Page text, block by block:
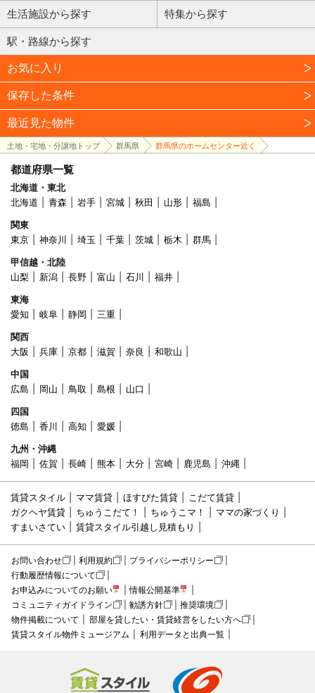
生活施設から探す 特集から探す
駅・路線から探す
お気に入り
保存した条件
最近見た物件
土地・宅地・分譲地トップ 群馬県 群馬県のホームセンター近く
都道府県一覧
北海道・東北
北海道
青森 岩手 宮城 秋田 山形
福島
関東
東京
神奈川 埼玉 千葉 茨城 栃木
群馬
甲信越・北陸
山梨
新潟 長野 富山 石川
福井
東海
愛知
岐阜 静岡
三重
関西
大阪
兵庫 京都 滋賀 奈良
和歌山
中国
広島
岡山 鳥取 島根
山口
四国
徳島
香川 高知
愛媛
九州・沖縄
福岡
佐賀 長崎 熊本 大分 宮崎 鹿児島 沖縄
賃貸スタイル ママ賃貸 ほすぴた賃貸
こだて賃貸
ガクヘヤ賃貸
ちゅうこだて！ ちゅうこマ！
ママの家づくり
すまいさてい
賃貸スタイル引越し見積もり
お問い合わせ 利用規約
プライバシーポリシー
行動履歴情報について
お申込みについてのお願い
情報公開基準
コミュニティガイドライン
勧誘方針
推奨環境
物件掲載について
部屋を貸したい・賃貸経営をしたい方へ
賃貸スタイル物件ミュージアム
利用データと出典一覧